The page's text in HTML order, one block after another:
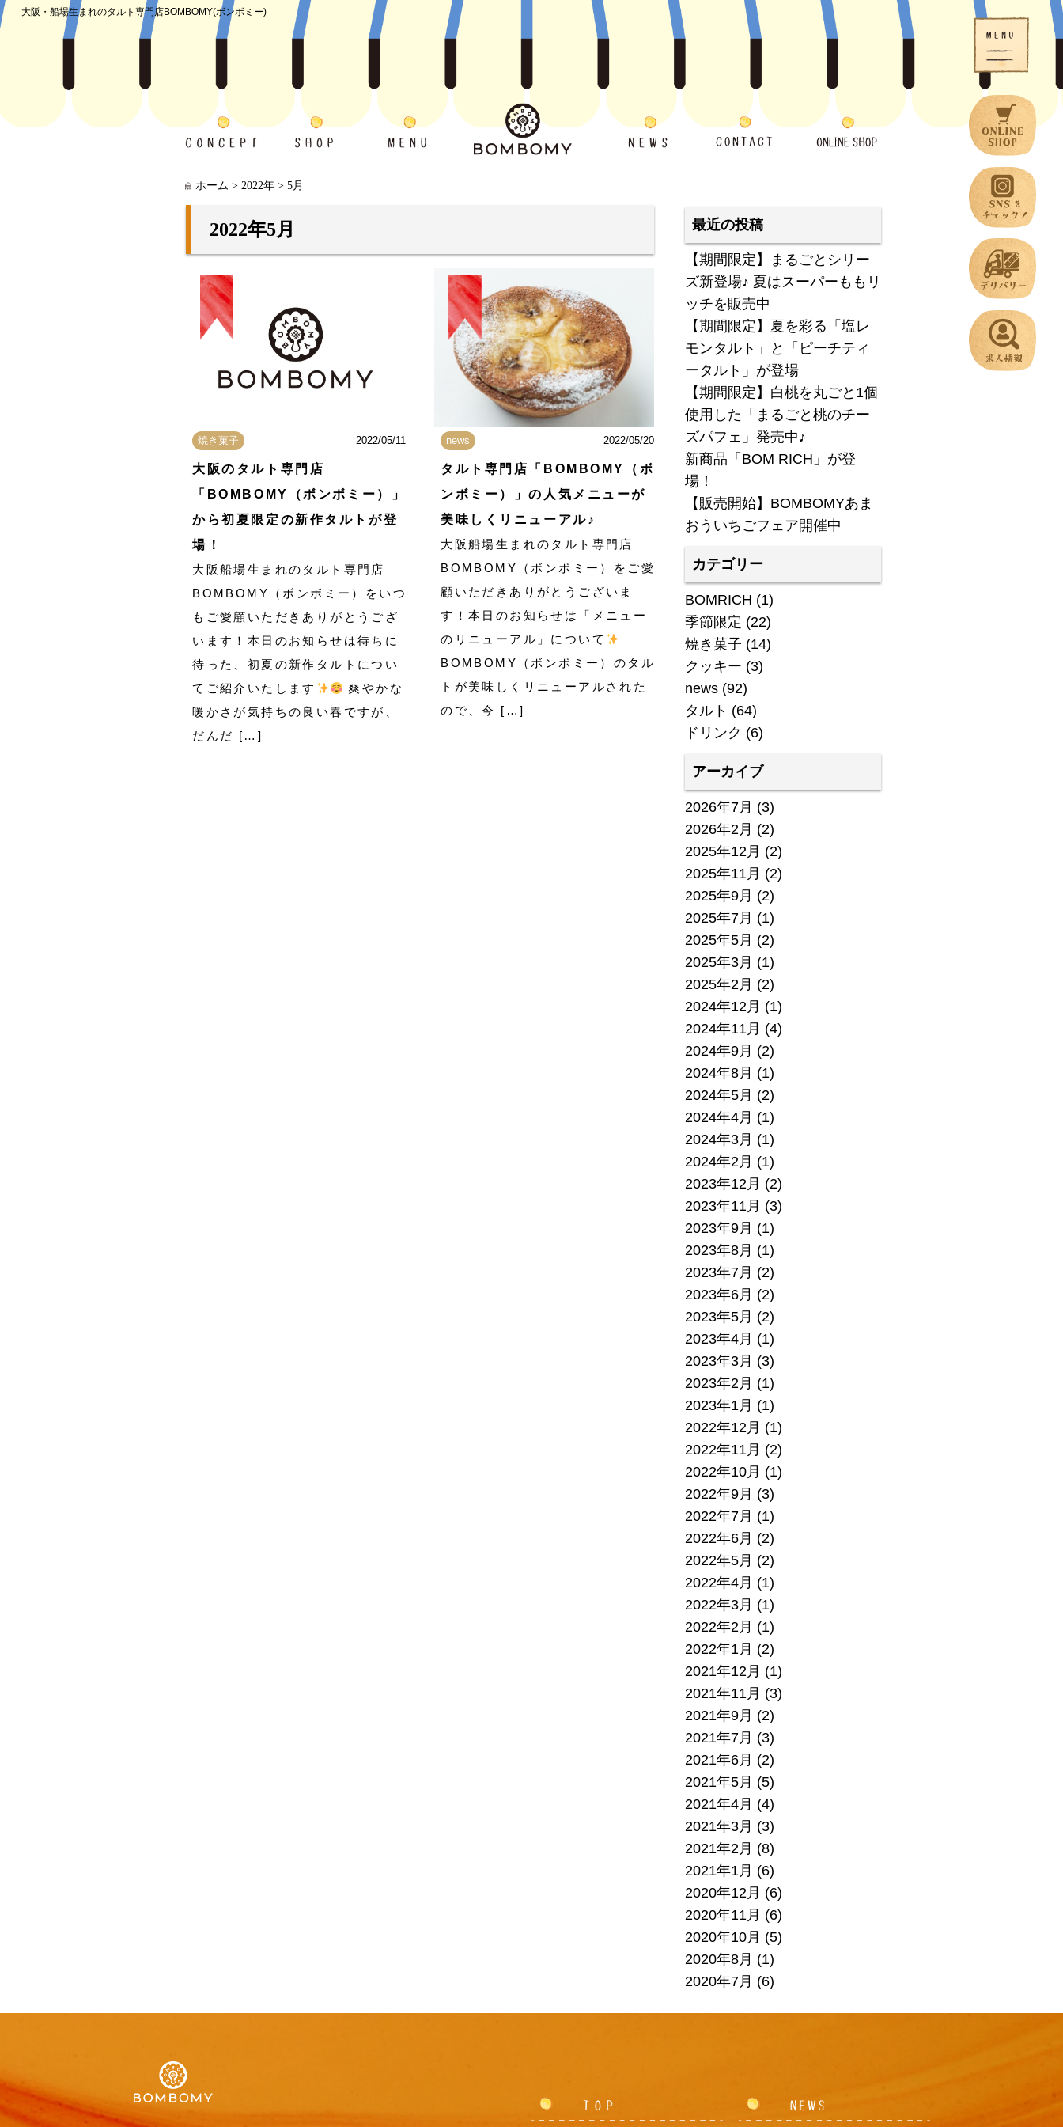
大阪・船場生まれのタルト専門店BOMBOMY(ボンボミー)
ホーム > 2022年 > 5月
2022年5月
焼き菓子 2022/05/11
大阪のタルト専門店
「BOMBOMY（ボンボミー）」
から初夏限定の新作タルトが登
場！
大阪船場生まれのタルト専門店
BOMBOMY（ボンボミー）をいつ
もご愛顧いただきありがとうござ
います！本日のお知らせは待ちに
待った、初夏の新作タルトについ
てご紹介いたします
爽やかな
暖かさが気持ちの良い春ですが、
だんだ […]
news 2022/05/20
タルト専門店「BOMBOMY（ボ
ンボミー）」の人気メニューが
美味しくリニューアル♪
大阪船場生まれのタルト専門店
BOMBOMY（ボンボミー）をご愛
顧いただきありがとうございま
す！本日のお知らせは「メニュー
のリニューアル」について
BOMBOMY（ボンボミー）のタル
トが美味しくリニューアルされた
ので、今 […]
最近の投稿
【期間限定】まるごとシリー
ズ新登場♪ 夏はスーパーももリ
ッチを販売中
【期間限定】夏を彩る「塩レ
モンタルト」と「ピーチティ
ータルト」が登場
【期間限定】白桃を丸ごと1個
使用した「まるごと桃のチー
ズパフェ」発売中♪
新商品「BOM RICH」が登
場！
【販売開始】BOMBOMYあま
おういちごフェア開催中
カテゴリー
BOMRICH (1)
季節限定 (22)
焼き菓子 (14)
クッキー (3)
news(92)
タルト (64)
ドリンク (6)
アーカイブ
2026年7月 (3)
2026年2月 (2)
2025年12月 (2)
2025年11月 (2)
2025年9月 (2)
2025年7月 (1)
2025年5月 (2)
2025年3月 (1)
2025年2月 (2)
2024年12月 (1)
2024年11月 (4)
2024年9月 (2)
2024年8月 (1)
2024年5月 (2)
2024年4月 (1)
2024年3月 (1)
2024年2月 (1)
2023年12月 (2)
2023年11月 (3)
2023年9月 (1)
2023年8月 (1)
2023年7月 (2)
2023年6月 (2)
2023年5月 (2)
2023年4月 (1)
2023年3月 (3)
2023年2月 (1)
2023年1月 (1)
2022年12月 (1)
2022年11月 (2)
2022年10月 (1)
2022年9月 (3)
2022年7月 (1)
2022年6月 (2)
2022年5月 (2)
2022年4月 (1)
2022年3月 (1)
2022年2月 (1)
2022年1月 (2)
2021年12月 (1)
2021年11月 (3)
2021年9月 (2)
2021年7月 (3)
2021年6月 (2)
2021年5月 (5)
2021年4月 (4)
2021年3月 (3)
2021年2月 (8)
2021年1月 (6)
2020年12月 (6)
2020年11月 (6)
2020年10月 (5)
2020年8月 (1)
2020年7月 (6)